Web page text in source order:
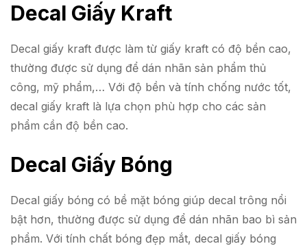
Decal Giấy Kraft
Decal giấy kraft được làm từ giấy kraft có độ bền cao,
thường được sử dụng để dán nhãn sản phẩm thủ
công, mỹ phẩm,… Với độ bền và tính chống nước tốt,
decal giấy kraft là lựa chọn phù hợp cho các sản
phẩm cần độ bền cao.
Decal Giấy Bóng
Decal giấy bóng có bề mặt bóng giúp decal trông nổi
bật hơn, thường được sử dụng để dán nhãn bao bì sản
phẩm. Với tính chất bóng đẹp mắt, decal giấy bóng